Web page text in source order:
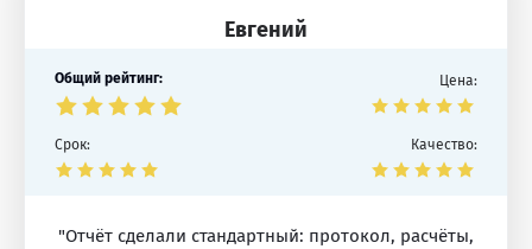
Евгений
Общий рейтинг: Цена:
Срок: Качество:
"Отчёт сделали стандартный: протокол, расчёты,